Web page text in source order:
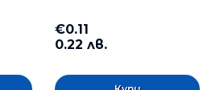
€0.11
0.22 лв.